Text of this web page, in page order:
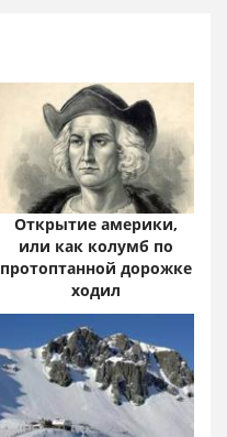
Открытие америки,
или как колумб по
протоптанной дорожке
ходил